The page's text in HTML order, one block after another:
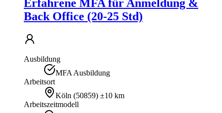
Erfahrene MFA für Anmeldung &
Back Office (20-25 Std)
Ausbildung
MFA Ausbildung
Arbeitsort
Köln (50859) ±10 km
Arbeitszeitmodell